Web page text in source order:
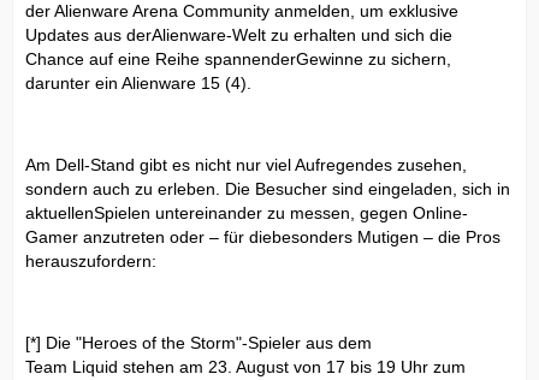
der Alienware Arena Community anmelden, um exklusive
Updates aus derAlienware-Welt zu erhalten und sich die
Chance auf eine Reihe spannenderGewinne zu sichern,
darunter ein Alienware 15 (4).
Am Dell-Stand gibt es nicht nur viel Aufregendes zusehen,
sondern auch zu erleben. Die Besucher sind eingeladen, sich in
aktuellenSpielen untereinander zu messen, gegen Online-
Gamer anzutreten oder – für diebesonders Mutigen – die Pros
herauszufordern:
[*] Die "Heroes of the Storm"-Spieler aus dem
Team Liquid stehen am 23. August von 17 bis 19 Uhr zum